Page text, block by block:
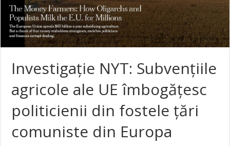
Investigație NYT: Subvențiile
agricole ale UE îmbogățesc
politicienii din fostele țări
comuniste din Europa